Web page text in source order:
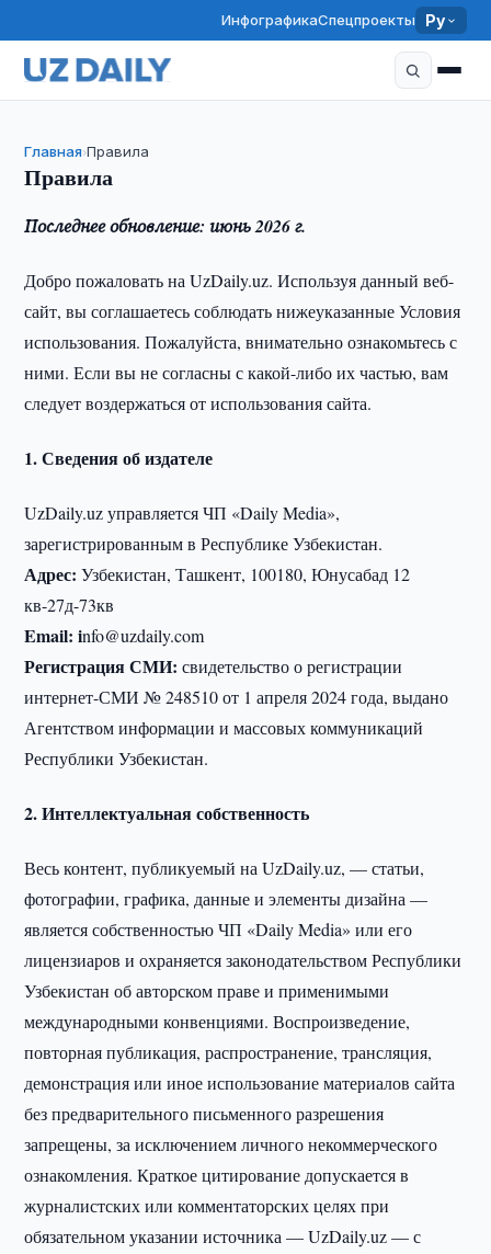
ИнфографикаСпецпроекты Ру
Главная›Правила
Правила
Последнее обновление: июнь 2026 г.
Добро пожаловать на UzDaily.uz. Используя данный веб-
сайт, вы соглашаетесь соблюдать нижеуказанные Условия
использования. Пожалуйста, внимательно ознакомьтесь с
ними. Если вы не согласны с какой-либо их частью, вам
следует воздержаться от использования сайта.
1. Сведения об издателе
UzDaily.uz управляется ЧП «Daily Media»,
зарегистрированным в Республике Узбекистан.
Адрес: Узбекистан, Ташкент, 100180, Юнусабад 12
кв-27д-73кв
Email: info@uzdaily.com
Регистрация СМИ:свидетельство о регистрации
интернет-СМИ № 248510 от 1 апреля 2024 года, выдано
Агентством информации и массовых коммуникаций
Республики Узбекистан.
2. Интеллектуальная собственность
Весь контент, публикуемый на UzDaily.uz, — статьи,
фотографии, графика, данные и элементы дизайна —
является собственностью ЧП «Daily Media» или его
лицензиаров и охраняется законодательством Республики
Узбекистан об авторском праве и применимыми
международными конвенциями. Воспроизведение,
повторная публикация, распространение, трансляция,
демонстрация или иное использование материалов сайта
без предварительного письменного разрешения
запрещены, за исключением личного некоммерческого
ознакомления. Краткое цитирование допускается в
журналистских или комментаторских целях при
обязательном указании источника — UzDaily.uz — с